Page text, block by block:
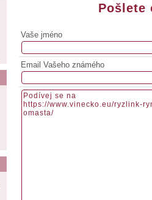
Pošlete
Vaše jméno
Email Vašeho známého